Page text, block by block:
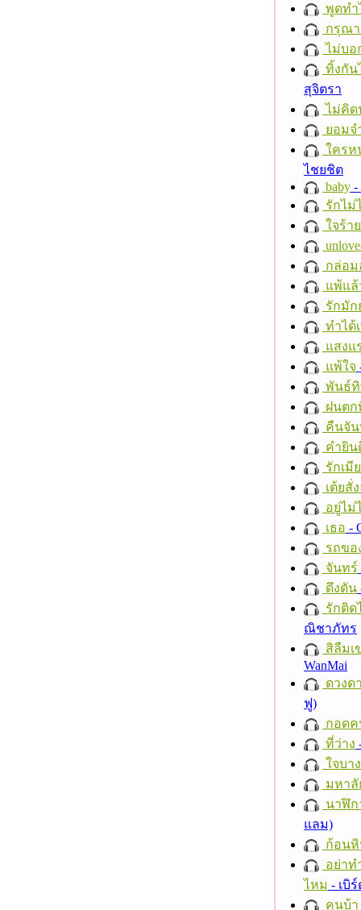
พูดทำ
กรุณา
ไม่บอ
ทิ้งกัน
สุจิตรา
ไม่คิด
ยอม
ใครห
ไชยชิต
baby -
รักไม่
ใจร้าย
กล่อม
แพ้แล้
รักมัก
ทำได้
แสงแ
แพ้ใจ
พันธ์
ฝนตก
คืนจั
คำยิน
รักเมี
เต้ยสั่
อยู่ไม่
เธอ -
รถขอ
จันทร์
ดึงดัน
รักติด
ณิชาภัทร
สิลืมเ
WanMai
ดวงด
ฟู)
กอดค
ที่ว่าง
ใจบาง
มหาลั
นาฬิก
แลม)
ก้อน
อย่าท
ไหม - เบิ
คนบ้า